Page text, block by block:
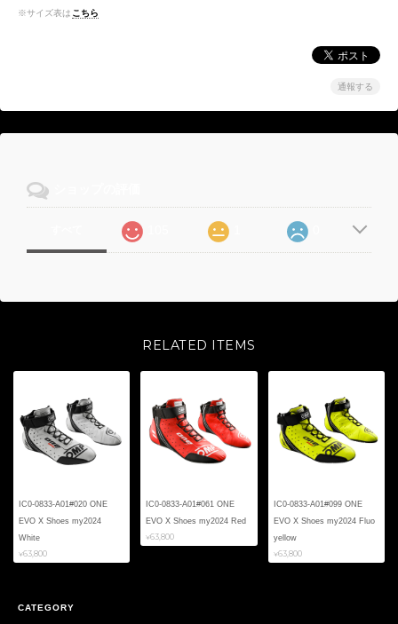
※サイズ表は こちら
通報する
RELATED ITEMS
IC0-0833-A01#020 ONE
EVO X Shoes my2024
White
¥63,800
IC0-0833-A01#061 ONE
EVO X Shoes my2024 Red
¥63,800
IC0-0833-A01#099 ONE
EVO X Shoes my2024 Fluo
yellow
¥63,800
CATEGORY